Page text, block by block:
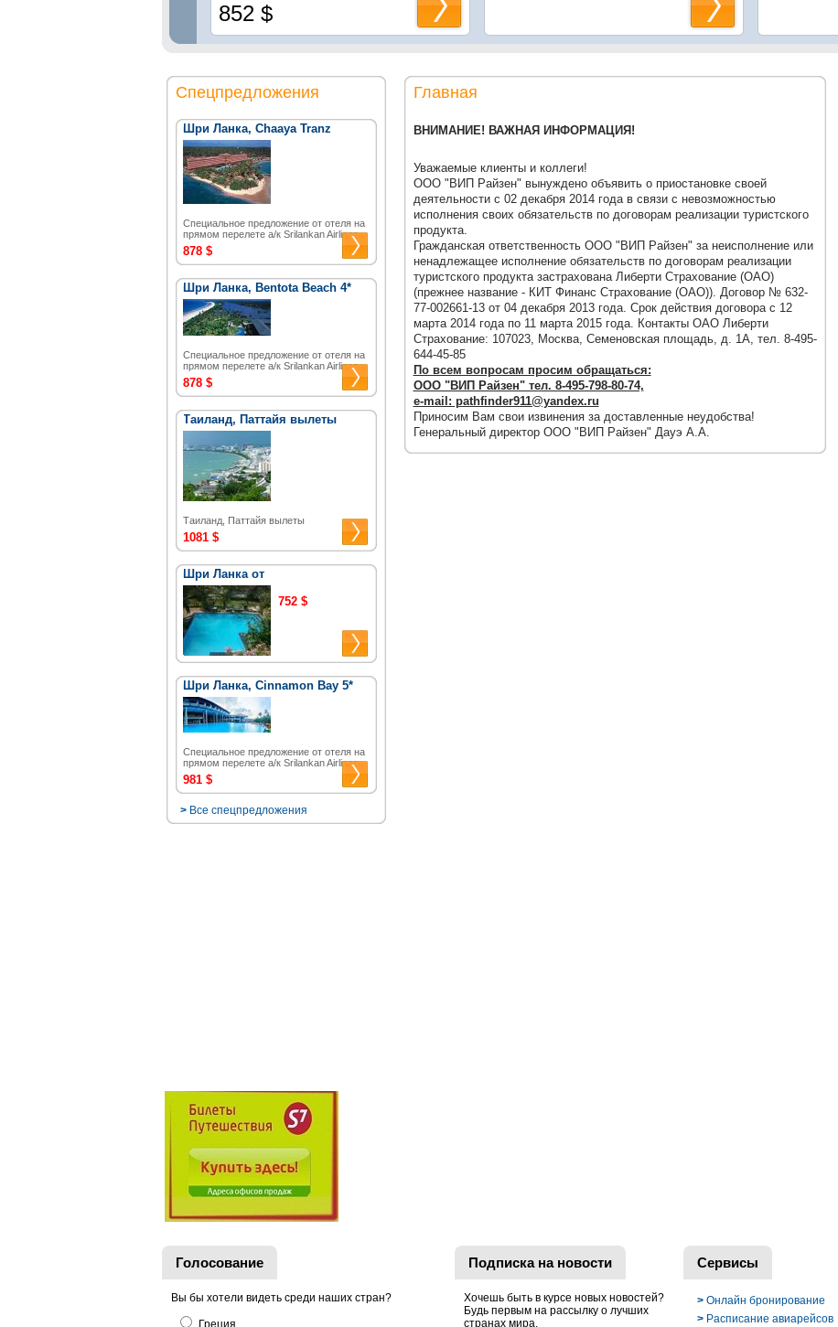
852 $
Спецпредложения
Шри Ланка, Chaaya Tranz
Специальное предложение от отеля на
прямом перелете а/к Srilankan Airlines.
878 $
Шри Ланка, Bentota Beach 4*
Специальное предложение от отеля на
прямом перелете а/к Srilankan Airlines.
878 $
Таиланд, Паттайя вылеты
Таиланд, Паттайя вылеты
1081 $
Шри Ланка от
752 $
Шри Ланка, Cinnamon Bay 5*
Специальное предложение от отеля на
прямом перелете а/к Srilankan Airlines.
981 $
>Все спецпредложения
Главная
ВНИМАНИЕ! ВАЖНАЯ ИНФОРМАЦИЯ!
Уважаемые клиенты и коллеги!
ООО "ВИП Райзен" вынуждено объявить о приостановке своей
деятельности с 02 декабря 2014 года в связи с невозможностью
исполнения своих обязательств по договорам реализации туристского
продукта.
Гражданская ответственность ООО "ВИП Райзен" за неисполнение или
ненадлежащее исполнение обязательств по договорам реализации
туристского продукта застрахована Либерти Страхование (ОАО)
(прежнее название - КИТ Финанс Страхование (ОАО)). Договор № 632-
77-002661-13 от 04 декабря 2013 года. Срок действия договора с 12
марта 2014 года по 11 марта 2015 года. Контакты ОАО Либерти
Страхование: 107023, Москва, Семеновская площадь, д. 1А, тел. 8-495-
644-45-85
По всем вопросам просим обращаться:
ООО "ВИП Райзен" тел. 8-495-798-80-74,
e-mail: pathfinder911@yandex.ru
Приносим Вам свои извинения за доставленные неудобства!
Генеральный директор ООО "ВИП Райзен" Дауэ А.А.
Голосование
Вы бы хотели видеть среди наших стран?
Греция
Подписка на новости
Хочешь быть в курсе новых новостей?
Будь первым на рассылку о лучших
странах мира.
Сервисы
> Онлайн бронирование
> Расписание авиарейсов